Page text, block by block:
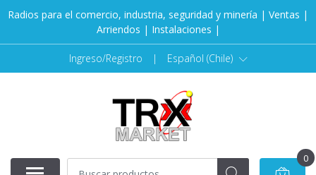
Radios para el comercio, industria, seguridad y minería | Ventas |
Arriendos | Instalaciones |
Ingreso/Registro | Español (Chile)
0